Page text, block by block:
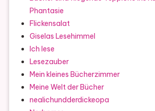
Phantasie
Flickensalat
Giselas Lesehimmel
Ich lese
Lesezauber
Mein kleines Bücherzimmer
Meine Welt der Bücher
nealichundderdickeopa